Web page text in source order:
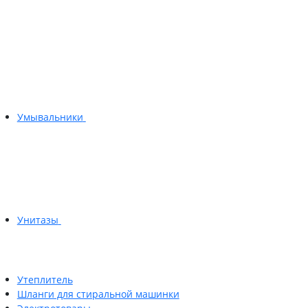
Умывальники
Унитазы
Утеплитель
Шланги для стиральной машинки